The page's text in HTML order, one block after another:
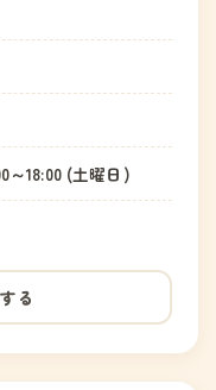
～18:00 (土曜日)
る